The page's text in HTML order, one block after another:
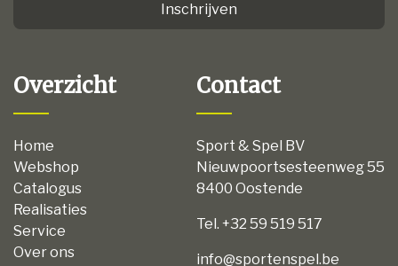
Inschrijven
Overzicht
Home
Webshop
Catalogus
Realisaties
Service
Over ons
Contact
Sport & Spel BV
Nieuwpoortsesteenweg 55
8400 Oostende
Tel. +32 59 519 517
info@sportenspel.be